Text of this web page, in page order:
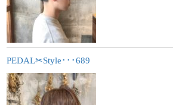
PEDAL✂︎Style･･･689